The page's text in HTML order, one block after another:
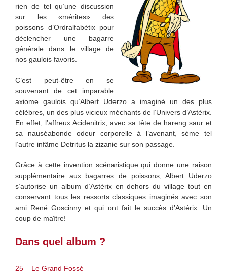
rien de tel qu’une discussion
sur les «mérites» des
poissons d’Ordralfabétix pour
déclencher une bagarre
générale dans le village de
nos gaulois favoris.
C’est peut-être en se
souvenant de cet imparable
axiome gaulois qu’Albert Uderzo a imaginé un des plus
célèbres, un des plus vicieux méchants de l’Univers d’Astérix.
En effet, l’affreux Acidenitrix, avec sa tête de hareng saur et
sa nauséabonde odeur corporelle à l’avenant, sème tel
l’autre infâme Detritus la zizanie sur son passage.
Grâce à cette invention scénaristique qui donne une raison
supplémentaire aux bagarres de poissons, Albert Uderzo
s’autorise un album d’Astérix en dehors du village tout en
conservant tous les ressorts classiques imaginés avec son
ami René Goscinny et qui ont fait le succès d’Astérix. Un
coup de maître!
Dans quel album ?
25 – Le Grand Fossé